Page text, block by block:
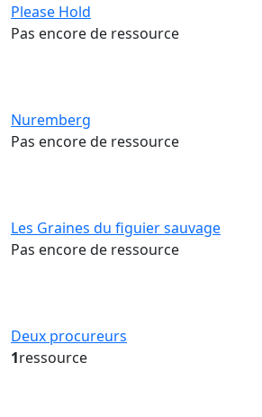
Please Hold
Pas encore de ressource
Nuremberg
Pas encore de ressource
Les Graines du figuier sauvage
Pas encore de ressource
Deux procureurs
1ressource